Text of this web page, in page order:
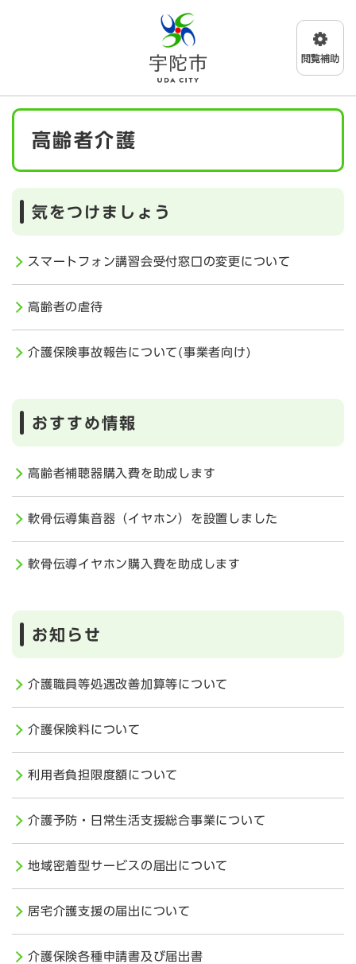
メニューを飛ばして本文へ
本
高齢者介護
気をつけましょう
スマートフォン講習会受付窓口の変更について
高齢者の虐待
介護保険事故報告について(事業者向け)
おすすめ情報
高齢者補聴器購入費を助成します
軟骨伝導集音器（イヤホン）を設置しました
軟骨伝導イヤホン購入費を助成します
お知らせ
介護職員等処遇改善加算等について
介護保険料について
利用者負担限度額について
介護予防・日常生活支援総合事業について
地域密着型サービスの届出について
居宅介護支援の届出について
介護保険各種申請書及び届出書